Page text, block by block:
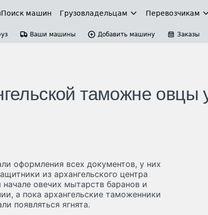
Поиск машин Грузовладельцам Перевозчикам
Ваши машины Добавить машину Заказы
таможне овцы
оформления всех документов, у них
из архангельского центра
овечих мытарств баранов и
а пока архангельские таможенники
появляться ягнята.